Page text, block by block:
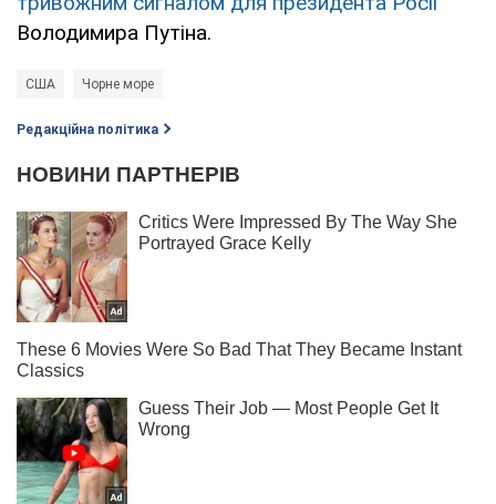
Володимира Путіна.
США Чорне море
Редакційна політика